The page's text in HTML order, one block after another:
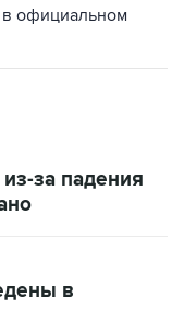
в официальном
за падения
в